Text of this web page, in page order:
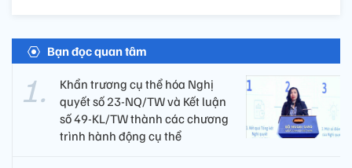
Bạn đọc quan tâm
Khẩn trương cụ thể hóa Nghị
quyết số 23-NQ/TW và Kết luận
số 49-KL/TW thành các chương
trình hành động cụ thể